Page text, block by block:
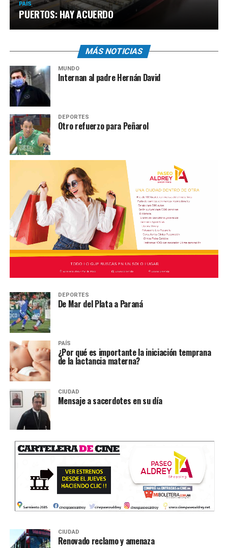
PAÍS
PUERTOS: HAY ACUERDO
MÁS NOTICIAS
MUNDO
Internan al padre Hernán David
DEPORTES
Otro refuerzo para Peñarol
DEPORTES
De Mar del Plata a Paraná
PAÍS
¿Por qué es importante la iniciación temprana
de la lactancia materna?
CIUDAD
Mensaje a sacerdotes en su día
CIUDAD
Renovado reclamo y amenaza